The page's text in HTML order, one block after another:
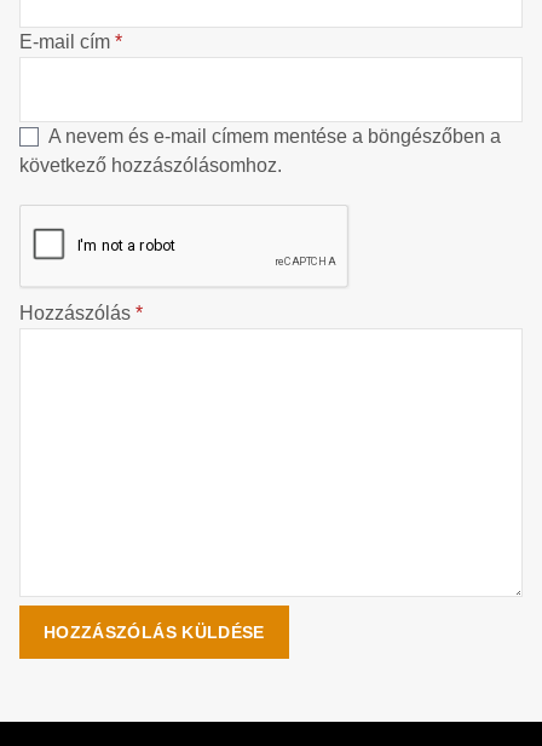
E-mail cím *
A nevem és e-mail címem mentése a böngészőben a
következő hozzászólásomhoz.
Hozzászólás *